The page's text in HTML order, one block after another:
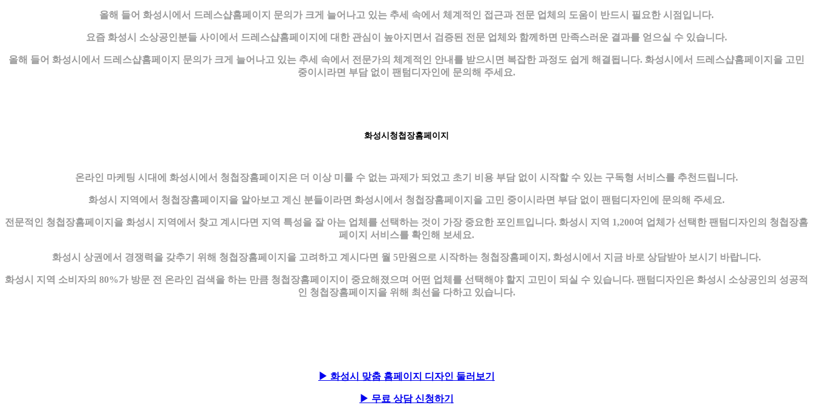
올해 들어 화성시에서 드레스샵홈페이지 문의가 크게 늘어나고 있는 추세 속에서 체계적인 접근과 전문 업체의 도움이 반드시 필요한 시점입니다.
요즘 화성시 소상공인분들 사이에서 드레스샵홈페이지에 대한 관심이 높아지면서 검증된 전문 업체와 함께하면 만족스러운 결과를 얻으실 수 있습니다.
올해 들어 화성시에서 드레스샵홈페이지 문의가 크게 늘어나고 있는 추세 속에서 전문가의 체계적인 안내를 받으시면 복잡한 과정도 쉽게 해결됩니다. 화성시에서 드레스샵홈페이지을 고민
중이시라면 부담 없이 팬텀디자인에 문의해 주세요.
화성시청첩장홈페이지
온라인 마케팅 시대에 화성시에서 청첩장홈페이지은 더 이상 미룰 수 없는 과제가 되었고 초기 비용 부담 없이 시작할 수 있는 구독형 서비스를 추천드립니다.
화성시 지역에서 청첩장홈페이지을 알아보고 계신 분들이라면 화성시에서 청첩장홈페이지을 고민 중이시라면 부담 없이 팬텀디자인에 문의해 주세요.
전문적인 청첩장홈페이지을 화성시 지역에서 찾고 계시다면 지역 특성을 잘 아는 업체를 선택하는 것이 가장 중요한 포인트입니다. 화성시 지역 1,200여 업체가 선택한 팬텀디자인의 청첩장홈
페이지 서비스를 확인해 보세요.
화성시 상권에서 경쟁력을 갖추기 위해 청첩장홈페이지을 고려하고 계시다면 월 5만원으로 시작하는 청첩장홈페이지, 화성시에서 지금 바로 상담받아 보시기 바랍니다.
화성시 지역 소비자의 80%가 방문 전 온라인 검색을 하는 만큼 청첩장홈페이지이 중요해졌으며 어떤 업체를 선택해야 할지 고민이 되실 수 있습니다. 팬텀디자인은 화성시 소상공인의 성공적
인 청첩장홈페이지을 위해 최선을 다하고 있습니다.
▶ 화성시 맞춤 홈페이지 디자인 둘러보기
▶ 무료 상담 신청하기